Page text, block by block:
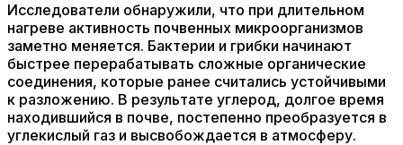
Исследователи обнаружили, что при длительном
нагреве активность почвенных микроорганизмов
заметно меняется. Бактерии и грибки начинают
быстрее перерабатывать сложные органические
соединения, которые ранее считались устойчивыми
к разложению. В результате углерод, долгое время
находившийся в почве, постепенно преобразуется в
углекислый газ и высвобождается в атмосферу.